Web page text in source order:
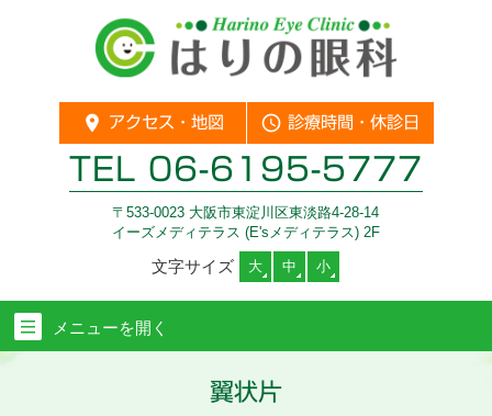
location_on アクセス・地図 query_builder 診療時間・休診日
TEL 06-6195-5777
〒533-0023 大阪市東淀川区東淡路4-28-14
イーズメディテラス (E'sメディテラス) 2F
文字サイズ 大 中 小
メニューを開く
翼状片